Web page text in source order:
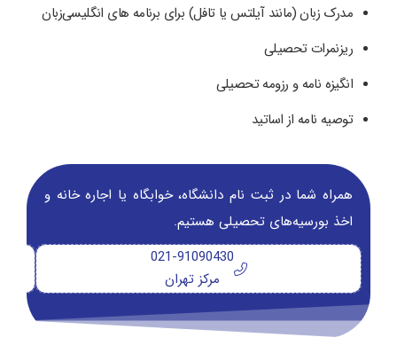
مدرک زبان (مانند آیلتس یا تافل) برای برنامه‌ های انگلیسی‌زبان
ریزنمرات تحصیلی
انگیزه‌ نامه و رزومه تحصیلی
توصیه ‌نامه از اساتید
همراه شما در ثبت نام دانشگاه‌، خوابگاه یا اجاره خانه و
اخذ بورسیه‌های تحصیلی هستیم.
021-91090430
مرکز تهران